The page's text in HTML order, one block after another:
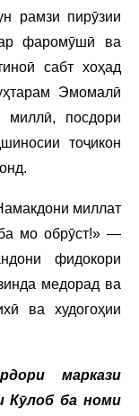
рамзи пирӯзии
фаромӯшӣ ва
сабт хоҳад
Эмомалӣ
миллӣ, посдори
тоҷикон
миллат
мо обрӯст!» —
фидокори
медорад ва
ва худогоҳии
маркази
Кӯлоб ба номи